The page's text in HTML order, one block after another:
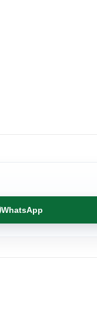
WhatsApp